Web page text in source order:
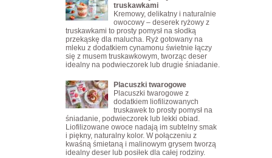
truskawkami
Kremowy, delikatny i naturalnie
owocowy – deserek ryżowy z
truskawkami to prosty pomysł na słodką
przekąskę dla malucha. Ryż gotowany na
mleku z dodatkiem cynamonu świetnie łączy
się z musem truskawkowym, tworząc deser
idealny na podwieczorek lub drugie śniadanie.
Placuszki twarogowe
Placuszki twarogowe z
dodatkiem liofilizowanych
truskawek to prosty pomysł na
śniadanie, podwieczorek lub lekki obiad.
Liofilizowane owoce nadają im subtelny smak
i piękny, naturalny kolor. W połączeniu z
kwaśną śmietaną i malinowym grysem tworzą
idealny deser lub posiłek dla całej rodziny.